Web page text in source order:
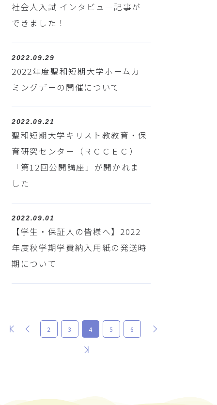
社会人入試 インタビュー記事が
できました！
2022.09.29
2022年度聖和短期大学ホームカ
ミングデーの開催について
2022.09.21
聖和短期大学キリスト教教育・保
育研究センター（ＲＣＣＥＣ）
「第12回公開講座」が開かれま
した
2022.09.01
【学生・保証人の皆様へ】2022
年度秋学期学費納入用紙の発送時
期について
最初 前 2 3 4 5 6
最後